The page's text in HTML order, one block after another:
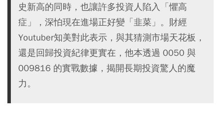
史新高的同時，也讓許多投資人陷入「懼高
症」，深怕現在進場正好變「韭菜」。財經
Youtuber知美對此表示，與其猜測市場天花板，
還是回歸投資紀律更實在，他本透過 0050 與
009816 的實戰數據，揭開長期投資驚人的魔
力。